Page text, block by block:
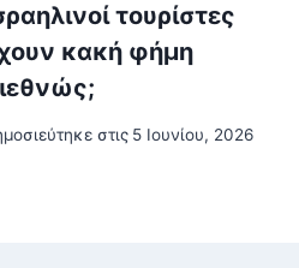
τουρίστες
κακή φήμη
στις 5 Ιουνίου, 2026